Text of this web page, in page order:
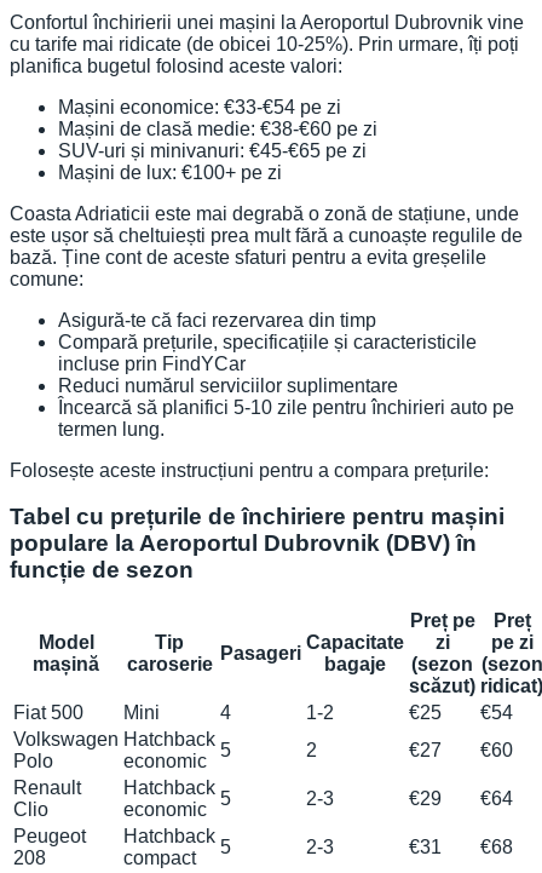
Confortul închirierii unei mașini la Aeroportul Dubrovnik vine
cu tarife mai ridicate (de obicei 10-25%). Prin urmare, îți poți
planifica bugetul folosind aceste valori:
Mașini economice: €33-€54 pe zi
Mașini de clasă medie: €38-€60 pe zi
SUV-uri și minivanuri: €45-€65 pe zi
Mașini de lux: €100+ pe zi
Coasta Adriaticii este mai degrabă o zonă de stațiune, unde
este ușor să cheltuiești prea mult fără a cunoaște regulile de
bază. Ține cont de aceste sfaturi pentru a evita greșelile
comune:
Asigură-te că faci rezervarea din timp
Compară prețurile, specificațiile și caracteristicile
incluse prin FindYCar
Reduci numărul serviciilor suplimentare
Încearcă să planifici 5-10 zile pentru închirieri auto pe
termen lung.
Folosește aceste instrucțiuni pentru a compara prețurile:
Tabel cu prețurile de închiriere pentru mașini
populare la Aeroportul Dubrovnik (DBV) în
funcție de sezon
Model
mașină
Tip
caroserie
Pasageri
Capacitate
bagaje
Preț pe
zi
(sezon
scăzut)
Preț
pe zi
(sezon
ridicat)
Fiat 500
Mini 4 1-2 €25
€54
Volkswagen
Polo
Hatchback
economic
5 2 €27
€60
Renault
Clio
Hatchback
economic
5 2-3 €29
€64
Peugeot
208
Hatchback
compact
5 2-3 €31
€68